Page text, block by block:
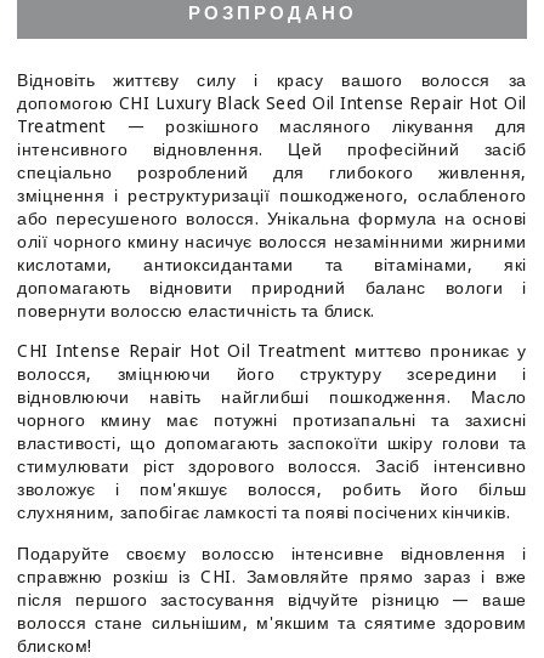
Luxury
Black
Seed
Oil
Intense
Repair
Hot
Oil
Treatment
-
Еліксир
для
волосся
з
маслом
чорного
кмину
Luxury
Black
Seed
Oil
Intense
Repair
Hot
Oil
Treatment
Еліксир
для
волосся
з
маслом
чорного
кмину
РОЗПРОДАНО
Відновіть життєву силу і красу вашого волосся за
допомогою CHI Luxury Black Seed Oil Intense Repair Hot Oil
Treatment — розкішного масляного лікування для
інтенсивного відновлення. Цей професійний засіб
спеціально розроблений для глибокого живлення,
зміцнення і реструктуризації пошкодженого, ослабленого
або пересушеного волосся. Унікальна формула на основі
олії чорного кмину насичує волосся незамінними жирними
кислотами, антиоксидантами та вітамінами, які
допомагають відновити природний баланс вологи і
повернути волоссю еластичність та блиск.
CHI Intense Repair Hot Oil Treatment миттєво проникає у
волосся, зміцнюючи його структуру зсередини і
відновлюючи навіть найглибші пошкодження. Масло
чорного кмину має потужні протизапальні та захисні
властивості, що допомагають заспокоїти шкіру голови та
стимулювати ріст здорового волосся. Засіб інтенсивно
зволожує і пом'якшує волосся, робить його більш
слухняним, запобігає ламкості та появі посічених кінчиків.
Подаруйте своєму волоссю інтенсивне відновлення і
справжню розкіш із CHI. Замовляйте прямо зараз і вже
після першого застосування відчуйте різницю — ваше
волосся стане сильнішим, м'якшим та сяятиме здоровим
блиском!